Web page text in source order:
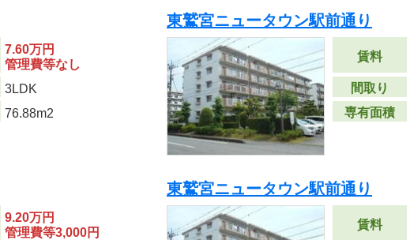
7.60万円
管理費等なし
3LDK
76.88m2
東鷲宮ニュータウン駅前通り
賃料
間取り
専有面積
9.20万円
管理費等3,000円
東鷲宮ニュータウン駅前通り
賃料